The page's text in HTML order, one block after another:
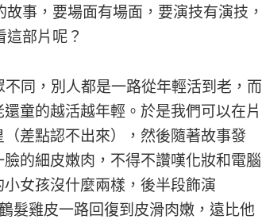
事，要場面有場面，要演技有演技，
部片呢？
同，別人都是一路從年輕活到老，而
童的越活越年輕。於是我們可以在片
差點認不出來），然後隨著故事發
的細皮嫩肉，不得不讚嘆化妝和電腦
女孩沒什麼兩樣，後半段飾演
髮雞皮一路回復到皮滑肉嫩，遠比他